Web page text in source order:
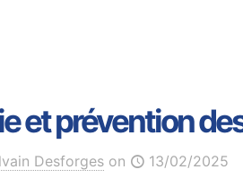
et prévention
Desforges on 13/02/2025